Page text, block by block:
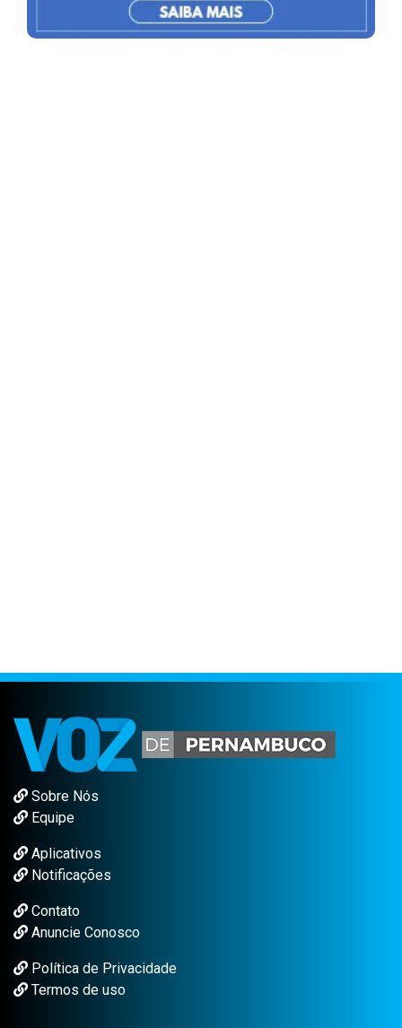
Sobre Nós
Equipe
Aplicativos
Notificações
Contato
Anuncie Conosco
Política de Privacidade
Termos de uso